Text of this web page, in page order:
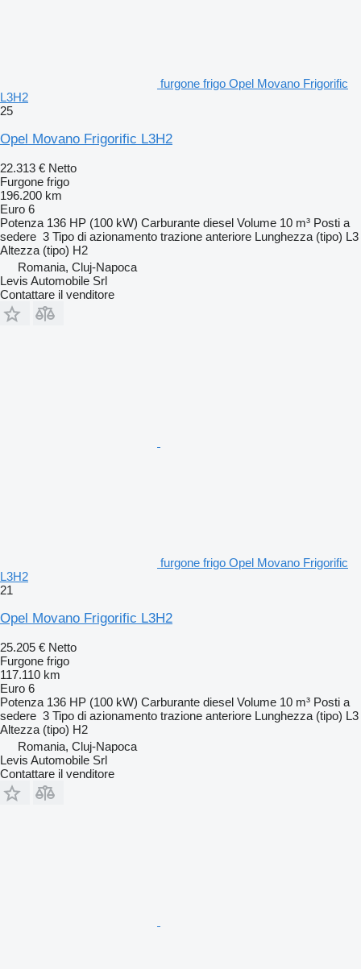
furgone frigo Opel Movano Frigorific
L3H2
25
Opel Movano Frigorific L3H2
22.313 € Netto
Furgone frigo
196.200 km
Euro 6
Potenza 136 HP (100 kW) Carburante diesel Volume 10 m³ Posti a
sedere 3 Tipo di azionamento trazione anteriore Lunghezza (tipo) L3
Altezza (tipo) H2
Romania, Cluj-Napoca
Levis Automobile Srl
Contattare il venditore
furgone frigo Opel Movano Frigorific
L3H2
21
Opel Movano Frigorific L3H2
25.205 € Netto
Furgone frigo
117.110 km
Euro 6
Potenza 136 HP (100 kW) Carburante diesel Volume 10 m³ Posti a
sedere 3 Tipo di azionamento trazione anteriore Lunghezza (tipo) L3
Altezza (tipo) H2
Romania, Cluj-Napoca
Levis Automobile Srl
Contattare il venditore